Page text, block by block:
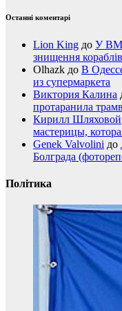
Останні коментарі
Lion King до У
знищення
Olhazk до В
из супермаркета
Виктория Калина
протаранила
Кирилл Шляховой
мастерицы,
Genek Valvolini до
Болграда
Політика